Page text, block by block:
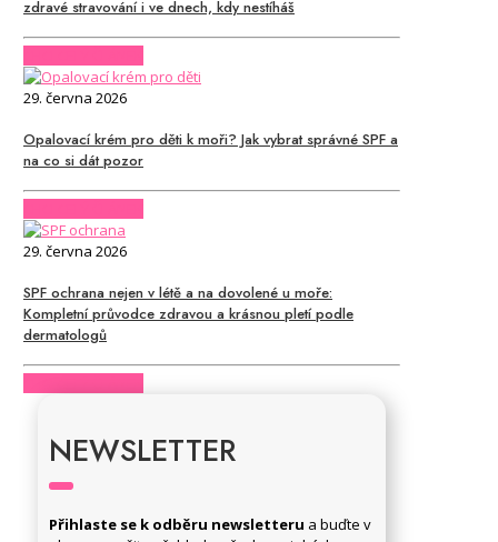
zdravé stravování i ve dnech, kdy nestíháš
29. června 2026
Opalovací krém pro děti k moři? Jak vybrat správné SPF a
na co si dát pozor
29. června 2026
SPF ochrana nejen v létě a na dovolené u moře:
Kompletní průvodce zdravou a krásnou pletí podle
dermatologů
NEWSLETTER
Přihlaste se k odběru newsletteru a buďte v